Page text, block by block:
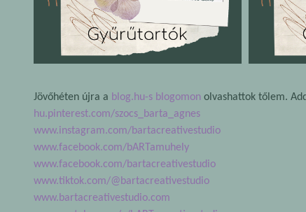
Jövőhéten újra a blog.hu-s blogomonolvashattok tőlem.
hu.pinterest.com/szocs_barta_agnes
www.instagram.com/bartacreativestudio
www.facebook.com/bARTamuhely​
www.facebook.com/bartacreativestudio
www.tiktok.com/@bartacreativestudio
www.bartacreativestudio.com